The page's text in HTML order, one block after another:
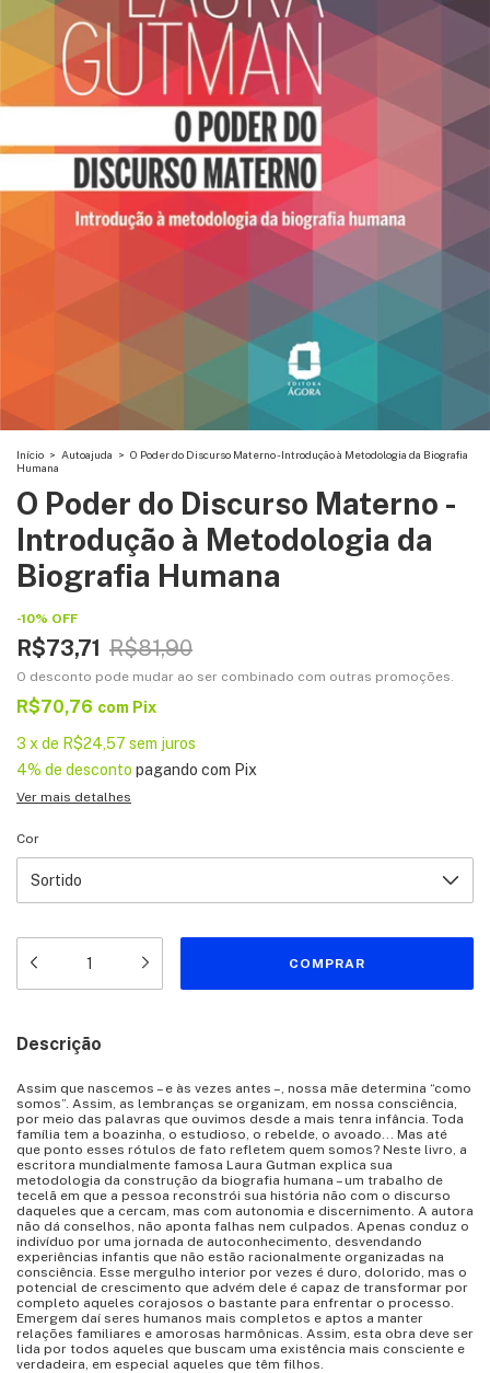
Início > Autoajuda > O Poder do Discurso Materno - Introdução à Metodologia da Biografia
Humana
O Poder do Discurso Materno -
Introdução à Metodologia da
Biografia Humana
-10% OFF
R$73,71 R$81,90
O desconto pode mudar ao ser combinado com outras promoções.
R$70,76 com Pix
3 x de R$24,57 sem juros
4% de desconto pagando com Pix
Ver mais detalhes
Cor
Descrição
Assim que nascemos – e às vezes antes –, nossa mãe determina “como
somos”. Assim, as lembranças se organizam, em nossa consciência,
por meio das palavras que ouvimos desde a mais tenra infância. Toda
família tem a boazinha, o estudioso, o rebelde, o avoado... Mas até
que ponto esses rótulos de fato refletem quem somos? Neste livro, a
escritora mundialmente famosa Laura Gutman explica sua
metodologia da construção da biografia humana – um trabalho de
tecelã em que a pessoa reconstrói sua história não com o discurso
daqueles que a cercam, mas com autonomia e discernimento. A autora
não dá conselhos, não aponta falhas nem culpados. Apenas conduz o
indivíduo por uma jornada de autoconhecimento, desvendando
experiências infantis que não estão racionalmente organizadas na
consciência. Esse mergulho interior por vezes é duro, dolorido, mas o
potencial de crescimento que advém dele é capaz de transformar por
completo aqueles corajosos o bastante para enfrentar o processo.
Emergem daí seres humanos mais completos e aptos a manter
relações familiares e amorosas harmônicas. Assim, esta obra deve ser
lida por todos aqueles que buscam uma existência mais consciente e
verdadeira, em especial aqueles que têm filhos.